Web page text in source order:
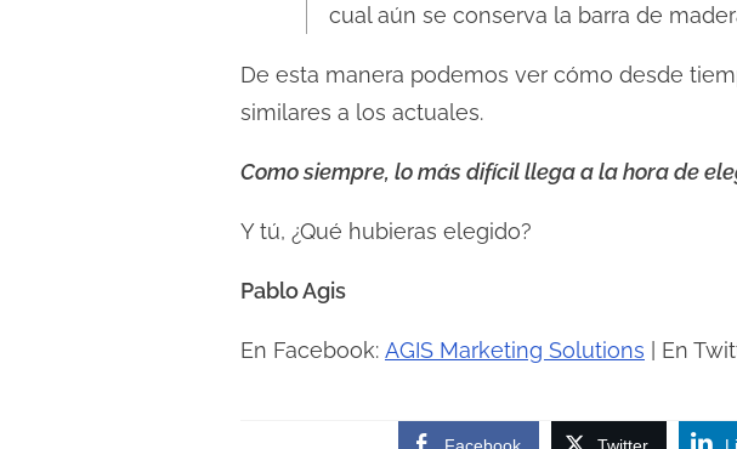
cual aún se conserva la barra de
De esta manera podemos ver cómo desde
similares a los actuales.
Como siempre, lo más difícil llega a la hora de
Y tú, ¿Qué hubieras elegido?
Pablo Agis
En Facebook: AGIS Marketing Solutions | En